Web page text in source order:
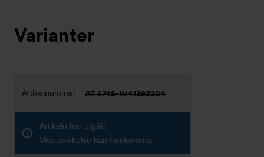
Varianter
AT 5745-W41393204
Artikeln har utgått
Viss avvikelse kan förekomma